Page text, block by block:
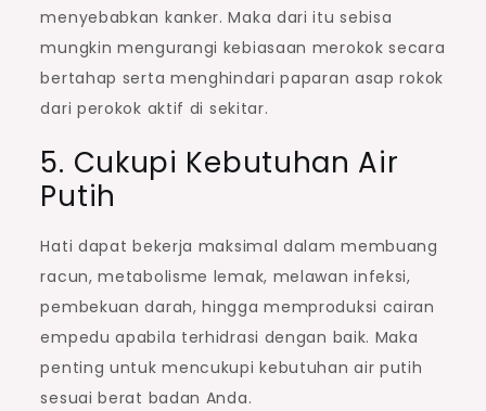
menyebabkan kanker. Maka dari itu sebisa
mungkin mengurangi kebiasaan merokok secara
bertahap serta menghindari paparan asap rokok
dari perokok aktif di sekitar.
5. Cukupi Kebutuhan Air
Putih
Hati dapat bekerja maksimal dalam membuang
racun, metabolisme lemak, melawan infeksi,
pembekuan darah, hingga memproduksi cairan
empedu apabila terhidrasi dengan baik. Maka
penting untuk mencukupi kebutuhan air putih
sesuai berat badan Anda.